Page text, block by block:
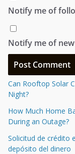
Notify me of
Notify me of
Can Rooftop Solar
Night?
How Much Home
During an Outage?
Solicitud de crédito
depósito del dinero